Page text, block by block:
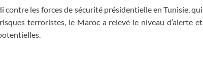
contre les forces de sécurité présidentielle en Tunisie, qui
terroristes, le Maroc a relevé le niveau d’alerte et